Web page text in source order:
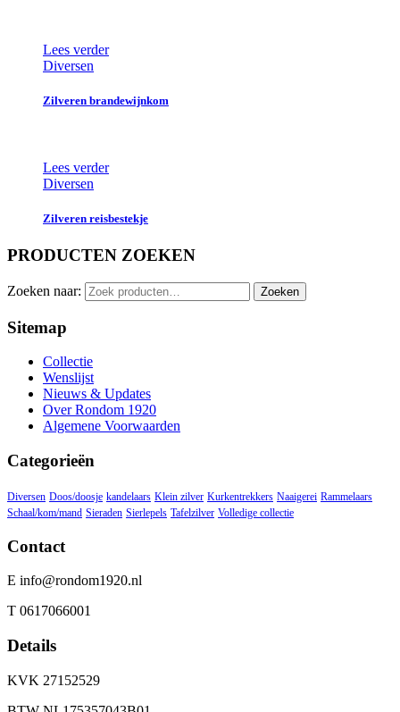
Lees verder
Diversen
Zilveren brandewijnkom
Lees verder
Diversen
Zilveren reisbestekje
PRODUCTEN ZOEKEN
Zoeken naar: Zoeken
Sitemap
Collectie
Wenslijst
Nieuws & Updates
Over Rondom 1920
Algemene Voorwaarden
Categorieën
Diversen Doos/doosje kandelaars Klein zilver Kurkentrekkers Naaigerei Rammelaars
Schaal/kom/mand Sieraden Sierlepels Tafelzilver Volledige collectie
Contact
E info@rondom1920.nl
T 0617066001
Details
KVK 27152529